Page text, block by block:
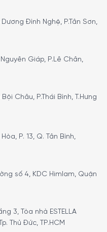
tiếp
toàn quốc để trải
nhập khẩu Đức & EU.
Đình Nghệ, P.Tân Sơn,
Giáp, P.Lê Chân,
Châu, P.Thái Bình, T.Hưng
P. 13, Q. Tân Bình,
số 4, KDC Himlam, Quận
3, Tòa nhà ESTELLA
Thủ Đức, TP.HCM